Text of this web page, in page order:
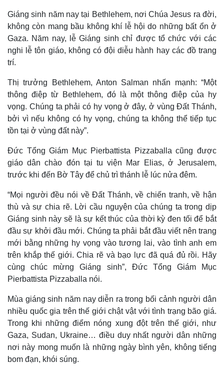
Thế giới
Cuộc sống đó đây
Hồ sơ
Ảnh
E-Magazine
Infographic
Giáng sinh năm nay tại Bethlehem, nơi Chúa Jesus ra đời,
không còn mang bầu không khí lễ hội do những bất ổn ở
Gaza. Năm nay, lễ Giáng sinh chỉ được tổ chức với các
nghi lễ tôn giáo, không có đội diễu hành hay các đồ trang
trí.
Thị trưởng Bethlehem, Anton Salman nhấn mạnh: “Một
thông điệp từ Bethlehem, đó là một thông điệp của hy
vọng. Chúng ta phải có hy vọng ở đây, ở vùng Đất Thánh,
bởi vì nếu không có hy vọng, chúng ta không thể tiếp tục
tồn tại ở vùng đất này”.
Đức Tổng Giám Mục Pierbattista Pizzaballa cũng được
giáo dân chào đón tại tu viện Mar Elias, ở Jerusalem,
trước khi đến Bờ Tây để chủ trì thánh lễ lúc nửa đêm.
“Mọi người đều nói về Đất Thánh, về chiến tranh, về hận
thù và sự chia rẽ. Lời cầu nguyện của chúng ta trong dịp
Giáng sinh này sẽ là sự kết thúc của thời kỳ đen tối để bắt
đầu sự khởi đầu mới. Chúng ta phải bắt đầu viết nên trang
mới bằng những hy vọng vào tương lai, vào tình anh em
trên khắp thế giới. Chia rẽ và bạo lực đã quá đủ rồi. Hãy
cùng chúc mừng Giáng sinh”, Đức Tổng Giám Mục
Pierbattista Pizzaballa nói.
Mùa giáng sinh năm nay diễn ra trong bối cảnh người dân
nhiều quốc gia trên thế giới chật vật với tình trạng bão giá.
Trong khi những điểm nóng xung đột trên thế giới, như
Gaza, Sudan, Ukraine… điều duy nhất người dân những
nơi này mong muốn là những ngày bình yên, không tiếng
bom đạn, khói súng.